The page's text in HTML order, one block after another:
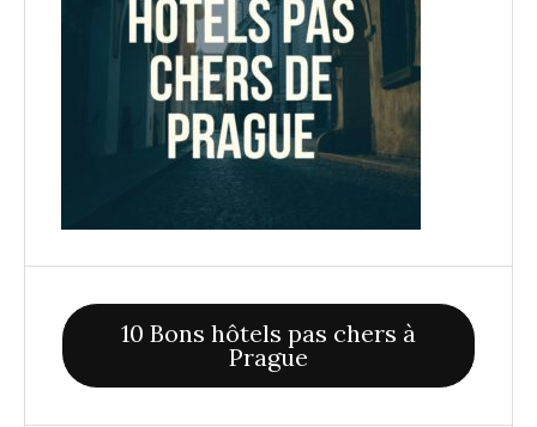
10 Bons hôtels pas chers à
Prague